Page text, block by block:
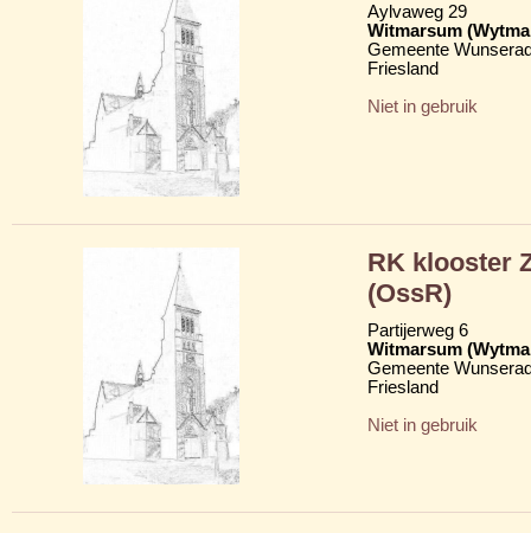
Aylvaweg 29
Witmarsum
Gemeente
Friesland
Niet in gebruik
RK klooster
(OssR)
Partijerweg 6
Witmarsum
Gemeente
Friesland
Niet in gebruik